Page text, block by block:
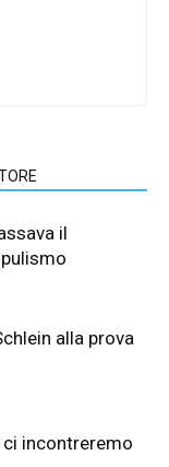
il
alla prova
incontreremo